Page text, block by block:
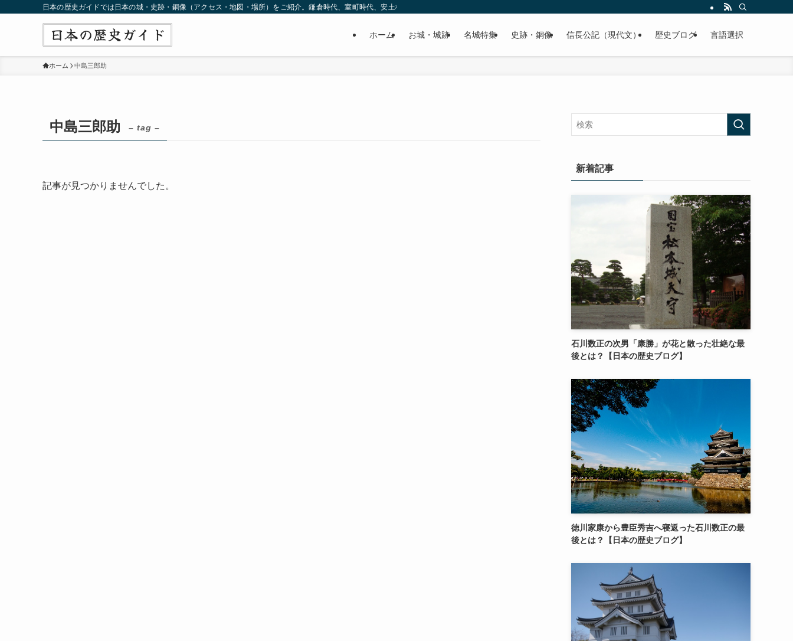
日本の歴史ガイドでは日本の城・史跡・銅像（アクセス・地図・場所）をご紹介。鎌倉時代、室町時代、安土桃山時代（戦国時代）、江戸時代と幅広くご紹介致します。
ホーム お城・城跡 名城特集 史跡・銅像 信長公記（現代文） 歴史ブログ 言語選択
ホーム 中島三郎助
中島三郎助 – tag –
記事が見つかりませんでした。
新着記事
石川数正の次男「康勝」が花と散った壮絶な最
後とは？【日本の歴史ブログ】
徳川家康から豊臣秀吉へ寝返った石川数正の最
後とは？【日本の歴史ブログ】